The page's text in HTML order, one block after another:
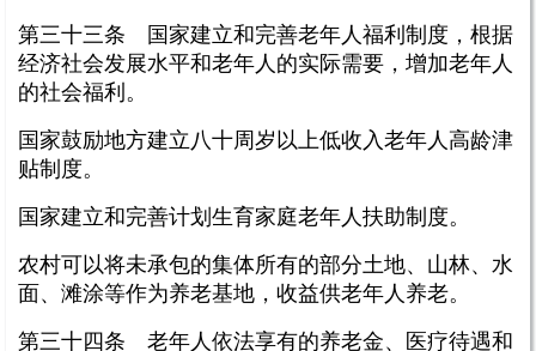
第三十三条 国家建立和完善老年人福利制度，根据
经济社会发展水平和老年人的实际需要，增加老年人
的社会福利。
国家鼓励地方建立八十周岁以上低收入老年人高龄津
贴制度。
国家建立和完善计划生育家庭老年人扶助制度。
农村可以将未承包的集体所有的部分土地、山林、水
面、滩涂等作为养老基地，收益供老年人养老。
第三十四条 老年人依法享有的养老金、医疗待遇和